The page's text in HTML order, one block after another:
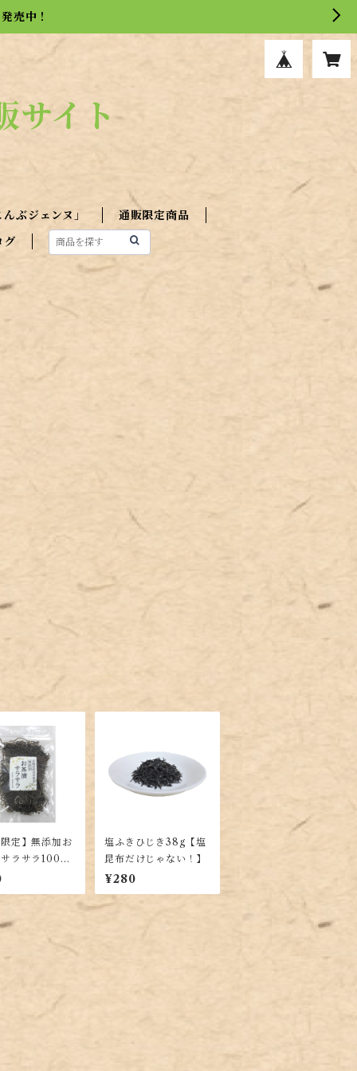
売中！
サイト
ぶジェンヌ」
通販限定商品
グ
定】無添加お
ラサラ100g
、増粘剤不使
な昆布を使用
塩ふきひじき38g【塩
昆布だけじゃない！】
¥280